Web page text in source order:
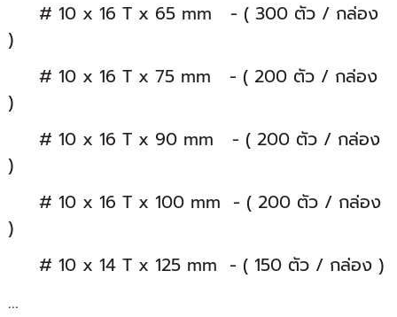
# 10 x 16 T x 65 mm - ( 300 ตัว / กล่อง
)
# 10 x 16 T x 75 mm - ( 200 ตัว / กล่อง
)
# 10 x 16 T x 90 mm - ( 200 ตัว / กล่อง
)
# 10 x 16 T x 100 mm - ( 200 ตัว / กล่อง
)
# 10 x 14 T x 125 mm - ( 150 ตัว / กล่อง )
...